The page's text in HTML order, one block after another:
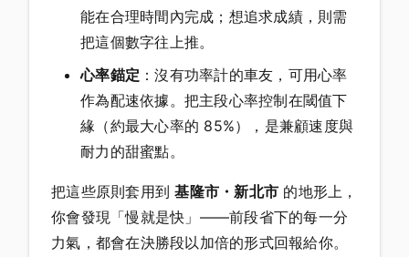
能在合理時間內完成；想追求成績，則需
把這個數字往上推。
心率錨定 ：沒有功率計的車友，可用心率
作為配速依據。把主段心率控制在閾值下
緣（約最大心率的 85%），是兼顧速度與
耐力的甜蜜點。
把這些原則套用到基隆市・新北市 的地形上，
你會發現「慢就是快」——前段省下的每一分
力氣，都會在決勝段以加倍的形式回報給你。